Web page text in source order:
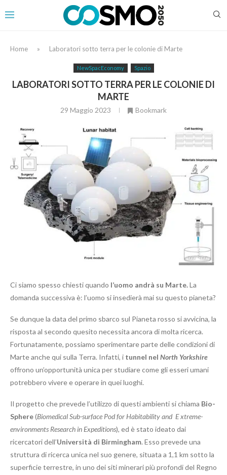
Home » Laboratori sotto terra per le colonie di Marte
NewSpacEconomy Spazio
LABORATORI SOTTO TERRA PER LE COLONIE DI
MARTE
29 Maggio 2023 Bookmark
Ci siamo spesso chiesti quando l’uomo andrà su Marte.La
domanda successiva è: l’uomo si insedierà mai su questo pianeta?
Se dunque la data del primo sbarco sul Pianeta rosso si avvicina, la
risposta al secondo quesito necessita ancora di molta ricerca.
Fortunatamente, possiamo sperimentare parte delle condizioni di
Marte anche qui sulla Terra. Infatti, i tunnel nel North Yorkshire
offrono un’opportunità unica per studiare come gli esseri umani
potrebbero vivere e operare in quei luoghi.
Il progetto che prevede l’utilizzo di questi ambienti si chiama Bio-
Sphere(Biomedical Sub-surface Pod for Habitability and E xtreme-
environments Research in Expeditions), ed è stato ideato dai
ricercatori dell’Università di Birmingham. Esso prevede una
struttura di ricerca unica nel suo genere, situata a 1,1 km sotto la
superficie terrestre, in uno dei siti minerari più profondi del Regno